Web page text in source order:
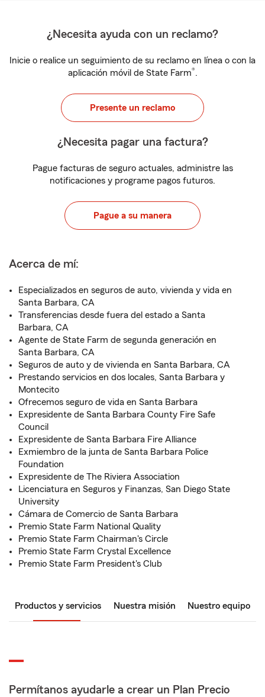
¿Necesita ayuda con un reclamo?
Inicie o realice un seguimiento de su reclamo en línea o con la
aplicación móvil de State Farm®.
Presente un reclamo
¿Necesita pagar una factura?
Pague facturas de seguro actuales, administre las
notificaciones y programe pagos futuros.
Pague a su manera
Acerca de mí:
Especializados en seguros de auto, vivienda y vida en
Santa Barbara, CA
Transferencias desde fuera del estado a Santa
Barbara, CA
Agente de State Farm de segunda generación en
Santa Barbara, CA
Seguros de auto y de vivienda en Santa Barbara, CA
Prestando servicios en dos locales, Santa Barbara y
Montecito
Ofrecemos seguro de vida en Santa Barbara
Expresidente de Santa Barbara County Fire Safe
Council
Expresidente de Santa Barbara Fire Alliance
Exmiembro de la junta de Santa Barbara Police
Foundation
Expresidente de The Riviera Association
Licenciatura en Seguros y Finanzas, San Diego State
University
Cámara de Comercio de Santa Barbara
Premio State Farm National Quality
Premio State Farm Chairman's Circle
Premio State Farm Crystal Excellence
Premio State Farm President's Club
Productos y servicios Nuestra misión Nuestro equipo
Permítanos ayudarle a crear un Plan Precio